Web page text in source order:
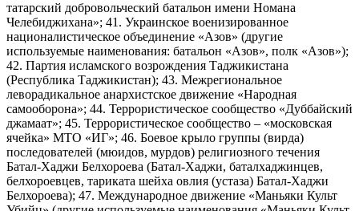
татарский добровольческий батальон имени Номана
Челебиджихана»; 41. Украинское военизированное
националистическое объединение «Азов» (другие
используемые наименования: батальон «Азов», полк «Азов»);
42. Партия исламского возрождения Таджикистана
(Республика Таджикистан); 43. Межрегиональное
леворадикальное анархистское движение «Народная
самооборона»; 44. Террористическое сообщество «Дуббайский
джамаат»; 45. Террористическое сообщество – «московская
ячейка» МТО «ИГ»; 46. Боевое крыло группы (вирда)
последователей (мюидов, мурдов) религиозного течения
Батал-Хаджи Белхороева (Батал-Хаджи, баталхаджинцев,
белхороевцев, тариката шейха овлия (устаза) Батал-Хаджи
Белхороева); 47. Международное движение «Маньяки Культ